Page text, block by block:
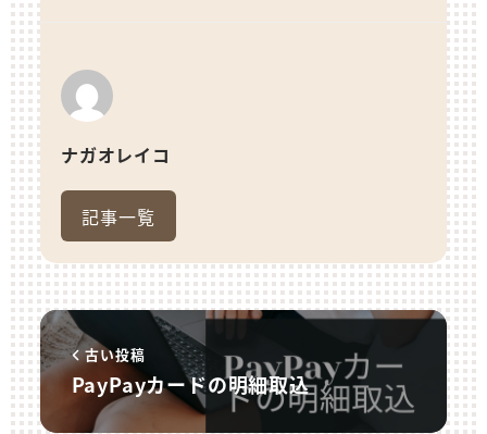
ナガオレイコ
記事一覧
古い投稿
PayPayカードの明細取込